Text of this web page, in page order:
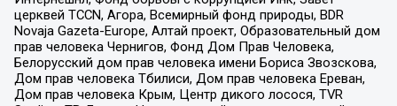
церквей TCCN, Агора, Всемирный фонд природы, BDR
Novaja Gazeta-Europe, Алтай проект, Образовательный дом
прав человека Чернигов, Фонд Дом Прав Человека,
Белорусский дом прав человека имени Бориса Звозскова,
Дом прав человека Тбилиси, Дом прав человека Ереван,
Дом прав человека Крым, Центр дикого лосося, TVR